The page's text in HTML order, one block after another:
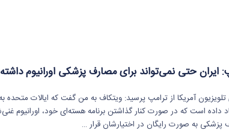
ایران حتی نمی‌تواند برای مصارف پزشکی اورانیوم
آمریکا از ترامپ پرسید: ویتکاف به من گفت که ایالات متحده
داده است که در صورت کنار گذاشتن برنامه هسته‌ای خود، اورانیوم
پزشکی به صورت رایگان در اختیارشان قرار …